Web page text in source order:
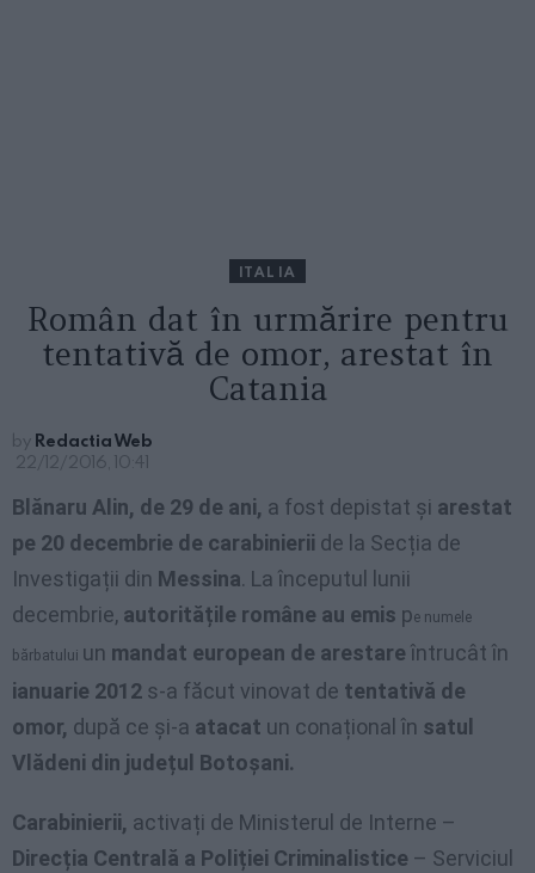
ITALIA
Român dat în urmărire pentru
tentativă de omor, arestat în
Catania
by Redactia Web
22/12/2016, 10:41
Blănaru Alin, de 29 de ani, a fost depistat și arestat
pe 20 decembrie de carabinierii de la Secția de
Investigații din Messina. La începutul lunii
decembrie, autoritățile române au emis pe numele
bărbatului un mandat european de arestare întrucât în
ianuarie 2012 s-a făcut vinovat de tentativă de
omor, după ce și-a atacat un conațional în satul
Vlădeni din județul Botoșani.
Carabinierii, activați de Ministerul de Interne –
Direcția Centrală a Poliției Criminalistice – Serviciul